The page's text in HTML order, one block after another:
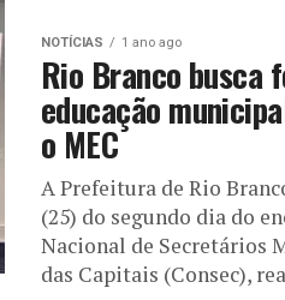
NOTÍCIAS 1 ano ago
Rio Branco busca
educação
o MEC
A Prefeitura de Rio
(25) do segundo dia do
Nacional de Secretários
das Capitais (Consec),